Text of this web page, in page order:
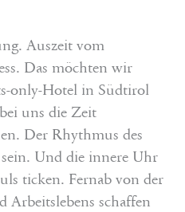
Auszeit vom
Das möchten wir
only-Hotel in Südtirol
uns die Zeit
Der Rhythmus des
sein. Und die innere Uhr
ticken. Fernab von der
Arbeitslebens schaffen